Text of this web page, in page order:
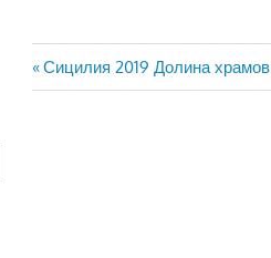
Навигация
Previous
Post:
Сицилия 2019 Долина храмов